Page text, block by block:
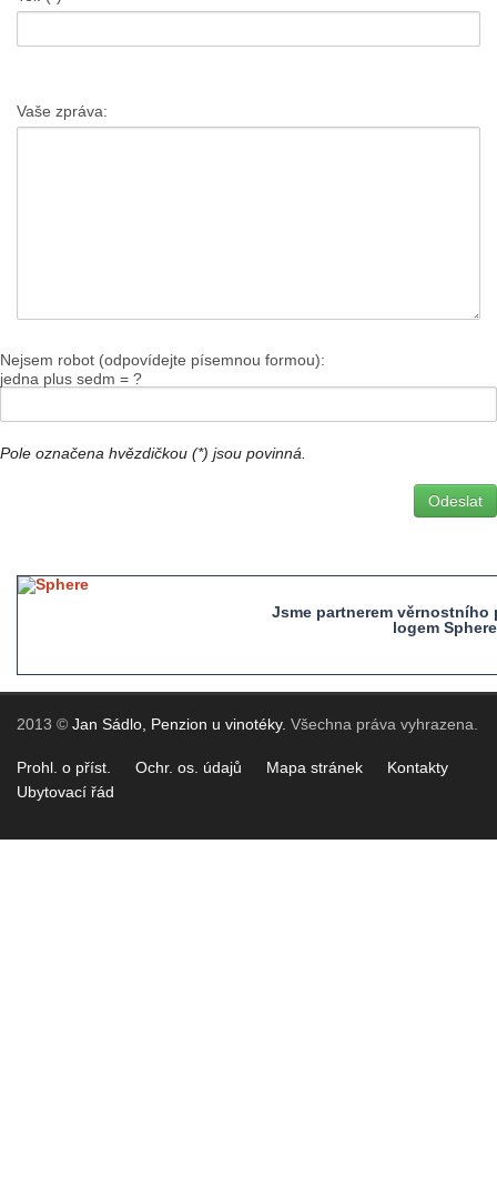
Vaše zpráva:
Nejsem robot (odpovídejte písemnou formou):
jedna plus sedm = ?
Pole označena hvězdičkou (*) jsou povinná.
Jsme partnerem věrnostního
logem
2013 © Jan Sádlo, Penzion u vinotéky. Všechna práva vyhrazena.
Prohl. o příst. Ochr. os. údajů Mapa stránek
Kontakty
Ubytovací řád